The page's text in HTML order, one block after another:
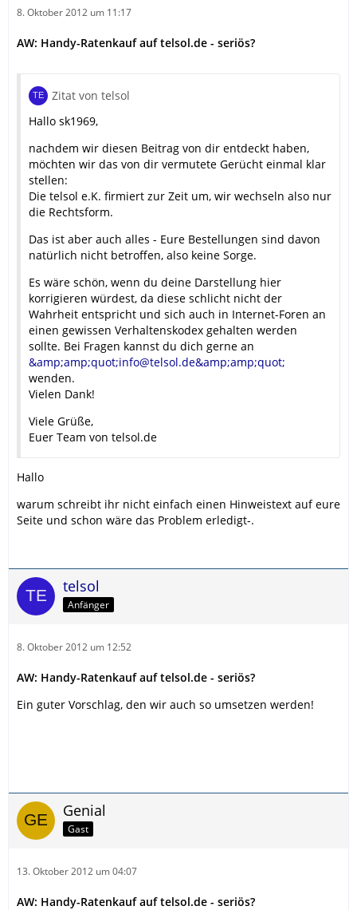
8. Oktober 2012 um 11:17
AW: Handy-Ratenkauf auf telsol.de - seriös?
Zitat von telsol
Hallo sk1969,
nachdem wir diesen Beitrag von dir entdeckt haben,
möchten wir das von dir vermutete Gerücht einmal klar
stellen:
Die telsol e.K. firmiert zur Zeit um, wir wechseln also nur
die Rechtsform.
Das ist aber auch alles - Eure Bestellungen sind davon
natürlich nicht betroffen, also keine Sorge.
Es wäre schön, wenn du deine Darstellung hier
korrigieren würdest, da diese schlicht nicht der
Wahrheit entspricht und sich auch in Internet-Foren an
einen gewissen Verhaltenskodex gehalten werden
sollte. Bei Fragen kannst du dich gerne an
&amp;amp;quot;info@telsol.de&amp;amp;quot;
wenden.
Vielen Dank!
Viele Grüße,
Euer Team von telsol.de
Hallo
warum schreibt ihr nicht einfach einen Hinweistext auf eure
Seite und schon wäre das Problem erledigt-.
telsol
Anfänger
8. Oktober 2012 um 12:52
AW: Handy-Ratenkauf auf telsol.de - seriös?
Ein guter Vorschlag, den wir auch so umsetzen werden!
Genial
Gast
13. Oktober 2012 um 04:07
AW: Handy-Ratenkauf auf telsol.de - seriös?